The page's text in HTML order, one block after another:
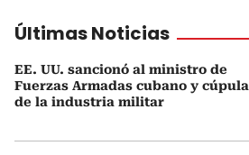
Últimas Noticias
EE. UU. sancionó al ministro de
Fuerzas Armadas cubano y cúpula
de la industria militar